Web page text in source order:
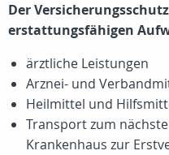
Der
erstattungsfähigen
ärztliche Leistungen
Arznei- und
Heilmittel und
Transport zum
Krankenhaus zur